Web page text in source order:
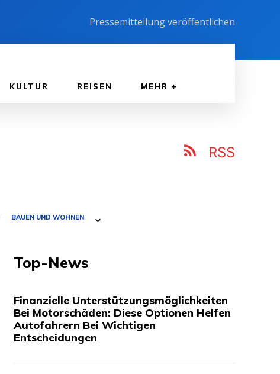
Pressemitteilung veröffentlichen
KULTUR REISEN MEHR
RSS
BAUEN UND WOHNEN
Top-News
Finanzielle Unterstützungsmöglichkeiten
Bei Motorschäden: Diese Optionen Helfen
Autofahrern Bei Wichtigen
Entscheidungen